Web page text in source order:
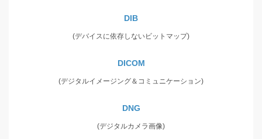
DIB
(デバイスに依存しないビットマップ)
DICOM
(デジタルイメージング＆コミュニケーション)
DNG
(デジタルカメラ画像)